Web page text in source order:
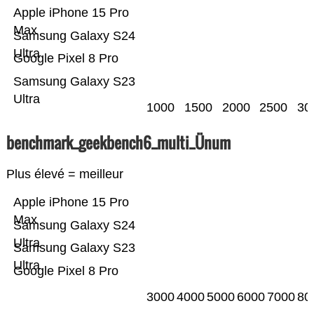
Samsung Galaxy S23
Ultra
Google Pixel 8 Pro
Samsung Galaxy S24
Ultra
Apple iPhone 15 Pro
Max
1000 1500 2000 2500
benchmark_geekbench6_multi_Ünum
Plus élevé = meilleur
Google Pixel 8 Pro
Samsung Galaxy S23
Ultra
Samsung Galaxy S24
Ultra
Apple iPhone 15 Pro
Max
300040005000 6000 7000